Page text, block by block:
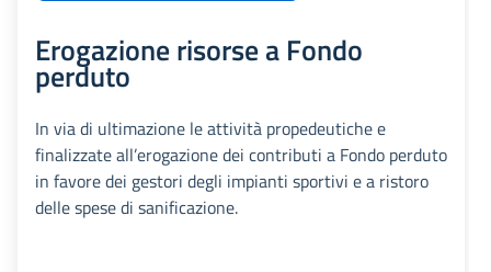
Erogazione risorse a Fondo
perduto
In via di ultimazione le attività propedeutiche e
finalizzate all’erogazione dei contributi a Fondo perduto
in favore dei gestori degli impianti sportivi e a ristoro
delle spese di sanificazione.